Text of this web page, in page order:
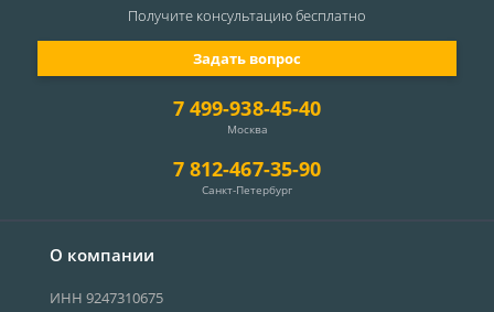
О компании
ИНН 9247310675
7 499-938-45-40
Москва
7 812-467-35-90
Санкт-Петербург
Задать вопрос
Получите консультациюбесплатно